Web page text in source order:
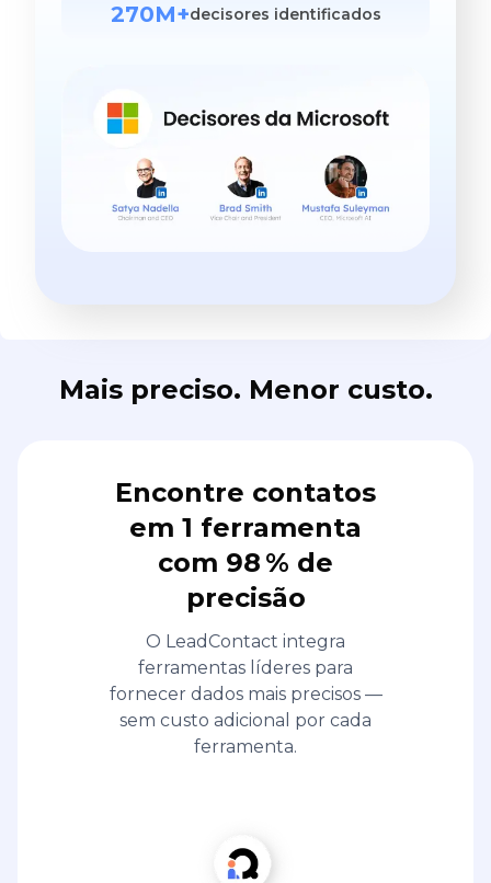
270M+decisores identificados
Mais preciso. Menor custo.
Encontre contatos
em 1 ferramenta
com 98 % de
precisão
O LeadContact integra
ferramentas líderes para
fornecer dados mais precisos —
sem custo adicional por cada
ferramenta.